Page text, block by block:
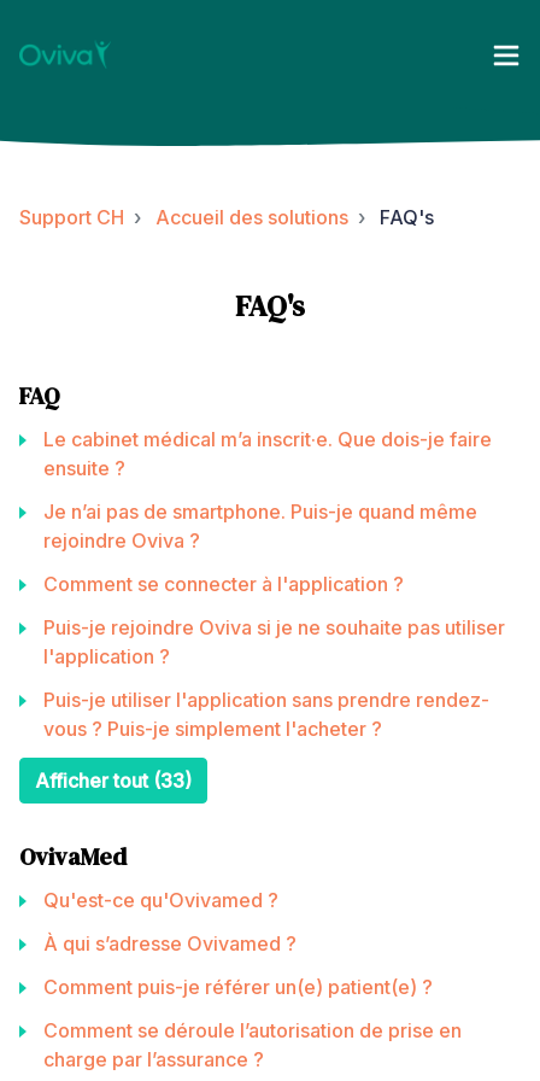
Support CH Accueil des solutions FAQ's
FAQ's
FAQ
Le cabinet médical m’a inscrit·e. Que dois-je faire
ensuite ?
Je n’ai pas de smartphone. Puis-je quand même
rejoindre Oviva ?
Comment se connecter à l'application ?
Puis-je rejoindre Oviva si je ne souhaite pas utiliser
l'application ?
Puis-je utiliser l'application sans prendre rendez-
vous ? Puis-je simplement l'acheter ?
Afficher tout (33)
OvivaMed
Qu'est-ce qu'Ovivamed ?
À qui s’adresse Ovivamed ?
Comment puis-je référer un(e) patient(e) ?
Comment se déroule l’autorisation de prise en
charge par l’assurance ?